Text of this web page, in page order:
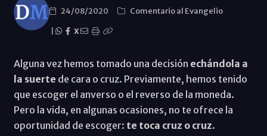
24/08/2020
Comentario al Evangelio
X
Alguna vez hemos tomado una decisión echándola a
la suerte de cara o cruz. Previamente, hemos tenido
que escoger el anverso o el reverso de la moneda.
Pero la vida, en algunas ocasiones, no te ofrece la
oportunidad de escoger: te toca cruz o cruz.